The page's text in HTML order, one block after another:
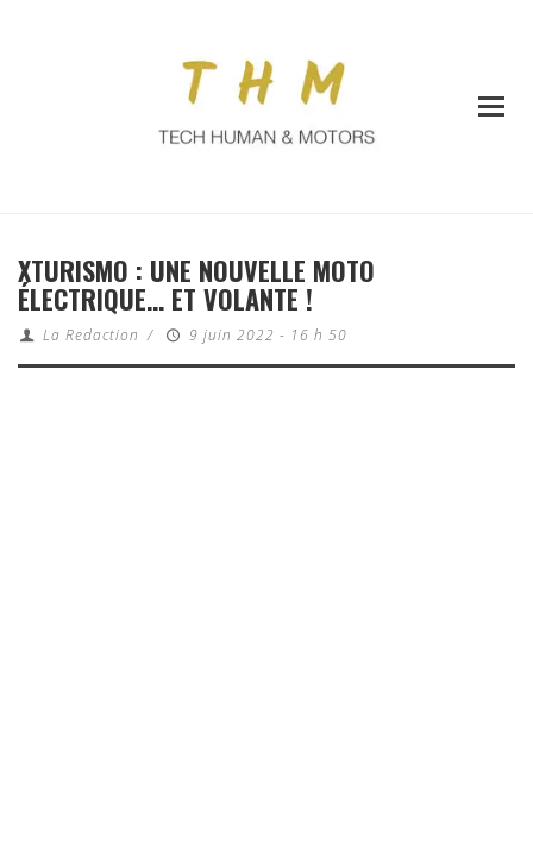
XTURISMO : UNE NOUVELLE MOTO
ÉLECTRIQUE… ET VOLANTE !
La Redaction / 9 juin 2022 - 16 h 50